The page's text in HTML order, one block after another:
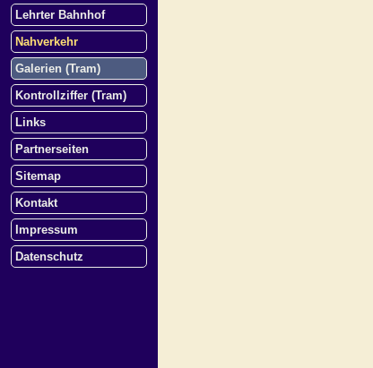
Lehrter Bahnhof
Nahverkehr
Galerien (Tram)
Kontrollziffer (Tram)
Links
Partnerseiten
Sitemap
Kontakt
Impressum
Datenschutz